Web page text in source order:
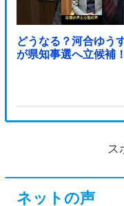
どうなる？河合ゆう
が県知事選へ立候補！
ス
ネットの声